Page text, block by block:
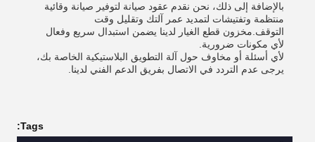
بالإضافة إلى ذلك، نحن نقدم عقود صيانة لتوفير صيانة وقائية
منتظمة وتفتيشات لتمديد عمر آلتك وتقليل وقت
التوقف.مخزون قطع الغيار لدينا يضمن استبدال سريع وفعال
لأي مكونات ضرورية.
لأي أسئلة أو مخاوف حول آلة التطويق البلاستيكية الخاصة بك،
يرجى عدم التردد في الاتصال بفريق الدعم الفني لدينا.
Tags: